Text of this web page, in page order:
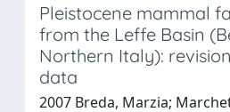
Pleistocene mammal
from the Leffe Basin
Northern Italy):
data
2007 Breda, Marzia;